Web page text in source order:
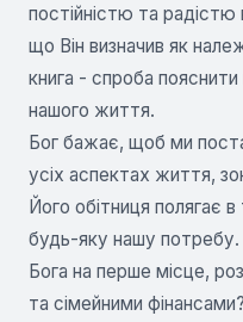
постійністю та
що Він визначив як
книга - спроба пояснити
нашого життя.
Бог бажає, щоб ми
усіх аспектах життя,
Його обітниця полягає
будь-яку нашу
Бога на перше місце,
та сімейними фінансами?